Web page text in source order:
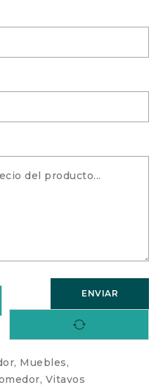
, Muebles,
, Vitavos